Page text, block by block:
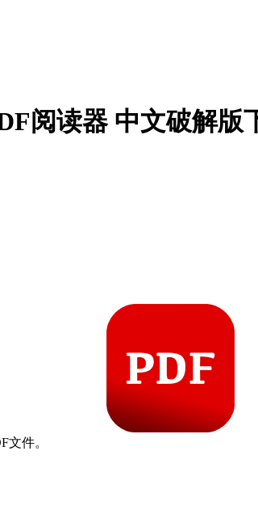
阅读器 中文破解版
文件。